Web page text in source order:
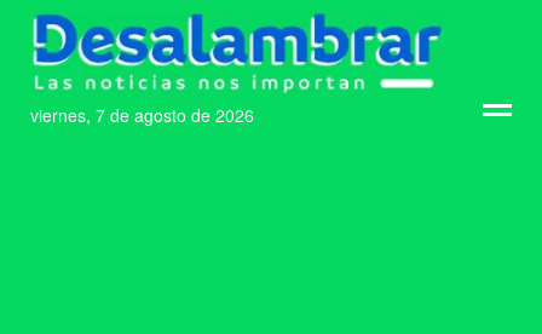
viernes, 7 de agosto de 2026